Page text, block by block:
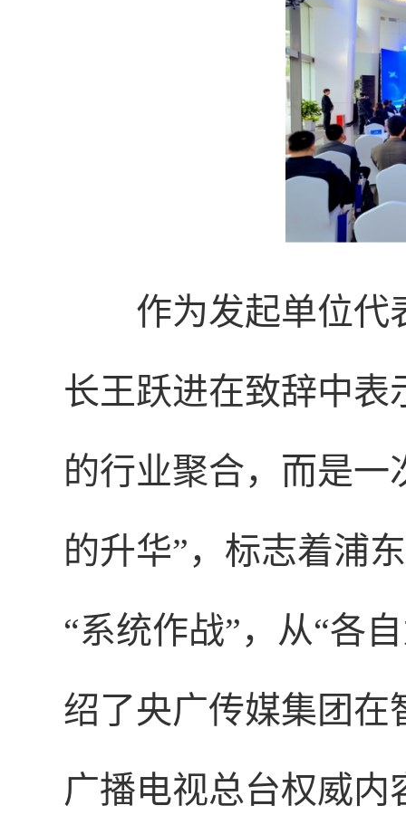
作为发起单位代
长王跃进在致辞中表
的行业聚合，而是
的升华”，标志着浦
“系统作战”，从“各
绍了央广传媒集团在
广播电视总台权威